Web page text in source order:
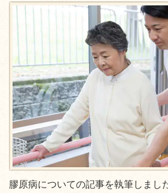
膠原病についての記事を執筆しまし